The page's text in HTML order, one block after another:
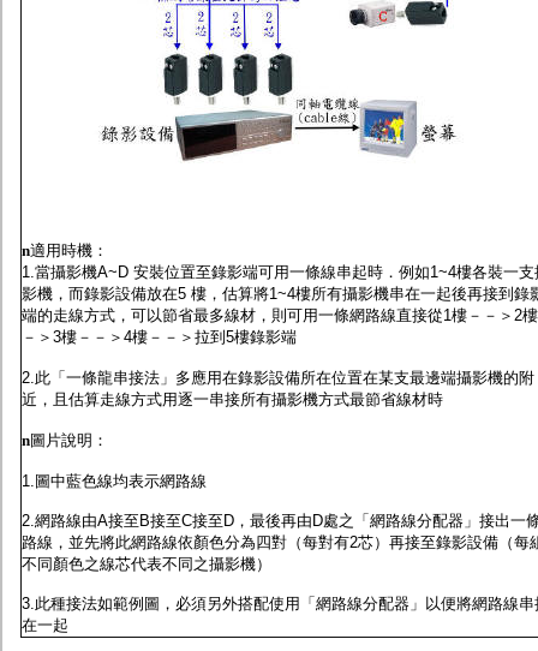
n適用時機：
1.當攝影機A~D 安裝位置至錄影端可用一條線串起時．例如1~4樓各裝一支
影機，而錄影設備放在5 樓，估算將1~4樓所有攝影機串在一起後再接到錄
端的走線方式，可以節省最多線材，則可用一條網路線直接從1樓－－＞2
－＞3樓－－＞4樓－－＞拉到5樓錄影端
2.此「一條龍串接法」多應用在錄影設備所在位置在某支最邊端攝影機的附
近，且估算走線方式用逐一串接所有攝影機方式最節省線材時
n圖片說明：
1.圖中藍色線均表示網路線
2.網路線由A接至B接至C接至D，最後再由D處之「網路線分配器」接出一
路線，並先將此網路線依顏色分為四對（每對有2芯）再接至錄影設備（每
不同顏色之線芯代表不同之攝影機）
3.此種接法如範例圖，必須另外搭配使用「網路線分配器」以便將網路線串
在一起